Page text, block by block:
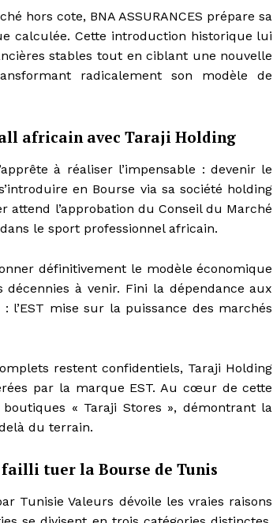
hors cote, BNA ASSURANCES prépare sa
calculée. Cette introduction historique lui
stables tout en ciblant une nouvelle
radicalement son modèle de
africain avec Taraji Holding
à réaliser l’impensable : devenir le
en Bourse via sa société holding
attend l’approbation du Conseil du Marché
le sport professionnel africain.
définitivement le modèle économique
à venir. Fini la dépendance aux
mise sur la puissance des marchés
restent confidentiels, Taraji Holding
par la marque EST. Au cœur de cette
« Taraji Stores », démontrant la
du terrain.
failli tuer la Bourse de Tunis
Tunisie Valeurs dévoile les vraies raisons